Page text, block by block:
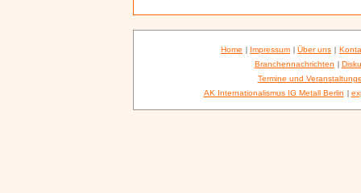
Home | Impressum | Über uns |
Branchennachrichten |
Termine und
AK Internationalismus IG Metall Berlin |